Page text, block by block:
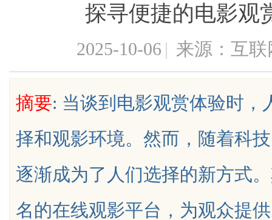
uz
探寻便捷的电影观
2025-10-06 | 来源：互联
摘要: 当谈到电影观赏体验时，
择和观影环境。然而，随着科
逐渐成为了人们选择的新方式
名的在线观影平台，为观众提
发体系全解析